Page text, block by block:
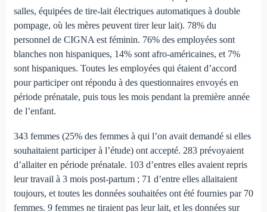
salles, équipées de tire-lait électriques automatiques à double
pompage, où les mères peuvent tirer leur lait). 78% du
personnel de CIGNA est féminin. 76% des employées sont
blanches non hispaniques, 14% sont afro-américaines, et 7%
sont hispaniques. Toutes les employées qui étaient d’accord
pour participer ont répondu à des questionnaires envoyés en
période prénatale, puis tous les mois pendant la première année
de l’enfant.
343 femmes (25% des femmes à qui l’on avait demandé si elles
souhaitaient participer à l’étude) ont accepté. 283 prévoyaient
d’allaiter en période prénatale. 103 d’entres elles avaient repris
leur travail à 3 mois post-partum ; 71 d’entre elles allaitaient
toujours, et toutes les données souhaitées ont été fournies par 70
femmes. 9 femmes ne tiraient pas leur lait, et les données sur